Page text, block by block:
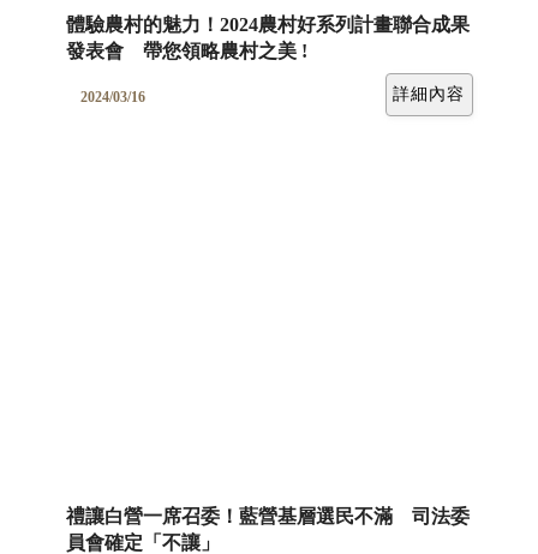
體驗農村的魅力！2024農村好系列計畫聯合成果
發表會 帶您領略農村之美 !
2024/03/16 詳細內容
禮讓白營一席召委！藍營基層選民不滿 司法委
員會確定「不讓」